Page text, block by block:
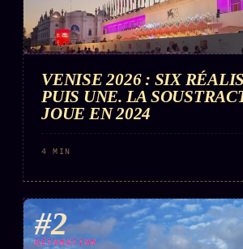
VENISE 2026 : SIX
PUIS UNE. LA
JOUE EN 2024
4 MIN
#2
DÉTONATION